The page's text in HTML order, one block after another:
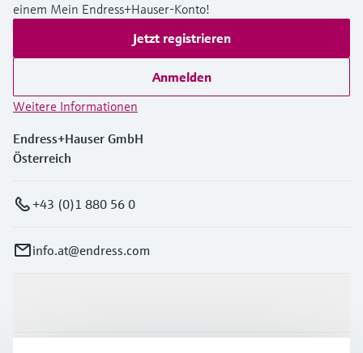
einem Mein Endress+Hauser-Konto!
Jetzt registrieren
Anmelden
Weitere Informationen
Endress+Hauser GmbH
Österreich
+43 (0)1 880 56 0
info.at@endress.com